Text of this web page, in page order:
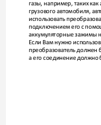
газы, например, таких как
грузового автомобиля, авт
использовать
подключением его с
аккумуляторные зажимы
Если Вам нужно испо
преобразователь должен
а его соединение должно